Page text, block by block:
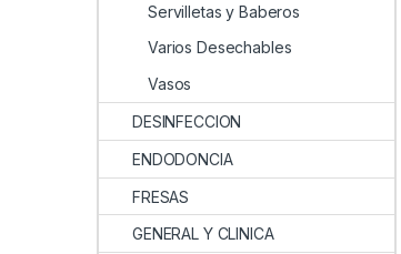
Servilletas y Baberos
Varios Desechables
Vasos
DESINFECCION
ENDODONCIA
FRESAS
GENERAL Y CLINICA